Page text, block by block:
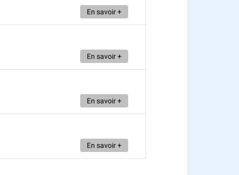
En savoir +
En savoir +
En savoir +
En savoir +